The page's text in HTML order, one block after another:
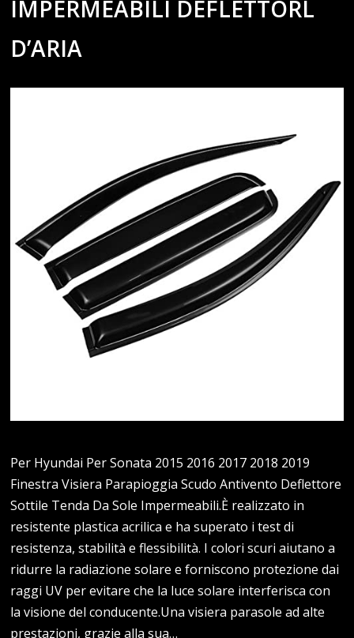
IMPERMEABILI DEFLETTORL
D’ARIA
Per Hyundai Per Sonata 2015 2016 2017 2018 2019
Finestra Visiera Parapioggia Scudo Antivento Deflettore
Sottile Tenda Da Sole Impermeabili.È realizzato in
resistente plastica acrilica e ha superato i test di
resistenza, stabilità e flessibilità. I colori scuri aiutano a
ridurre la radiazione solare e forniscono protezione dai
raggi UV per evitare che la luce solare interferisca con
la visione del conducente.Una visiera parasole ad alte
prestazioni, grazie alla sua…